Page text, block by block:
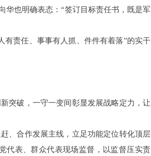
华也明确表态：“签订目标责任书，既是军
有责任、事事有人抓、件件有着落”的实干
突破，一守一变间彰显发展战略定力，让
、合作发展主线，立足功能定位转化顶层
代表、群众代表现场监督，以监督压实责